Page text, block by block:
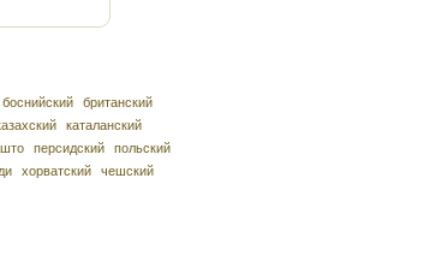
боснийский
британский
каталанский
персидский
польский
хорватский
чешский